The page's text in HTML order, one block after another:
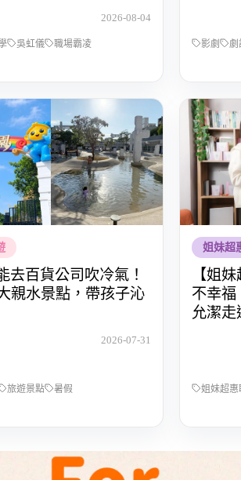
2026-08-04
吳虹儀 職場霸凌 影劇 劇
去百貨公司吹冷氣！
親水景點，帶孩子沁
2026-07-31
旅遊景點 暑假
姐妹超
【姐
不幸
允潔走
姐妹超惠